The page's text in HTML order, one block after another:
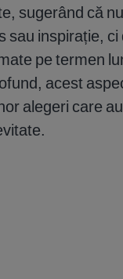
sugerând că
sau inspirație,
pe termen
acest
alegeri care